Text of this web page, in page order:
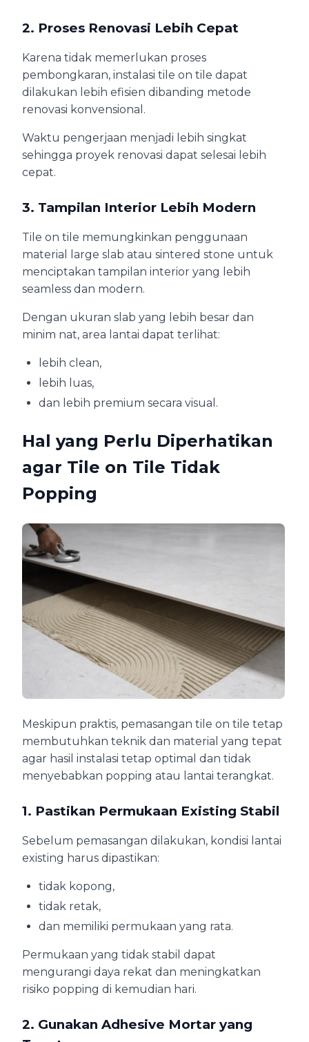
2. Proses Renovasi Lebih Cepat
Karena tidak memerlukan proses
pembongkaran, instalasi tile on tile dapat
dilakukan lebih efisien dibanding metode
renovasi konvensional.
Waktu pengerjaan menjadi lebih singkat
sehingga proyek renovasi dapat selesai lebih
cepat.
3. Tampilan Interior Lebih Modern
Tile on tile memungkinkan penggunaan
material large slab atau sintered stone untuk
menciptakan tampilan interior yang lebih
seamless dan modern.
Dengan ukuran slab yang lebih besar dan
minim nat, area lantai dapat terlihat:
lebih clean,
lebih luas,
dan lebih premium secara visual.
Hal yang Perlu Diperhatikan
agar Tile on Tile Tidak
Popping
Meskipun praktis, pemasangan tile on tile tetap
membutuhkan teknik dan material yang tepat
agar hasil instalasi tetap optimal dan tidak
menyebabkan popping atau lantai terangkat.
1. Pastikan Permukaan Existing Stabil
Sebelum pemasangan dilakukan, kondisi lantai
existing harus dipastikan:
tidak kopong,
tidak retak,
dan memiliki permukaan yang rata.
Permukaan yang tidak stabil dapat
mengurangi daya rekat dan meningkatkan
risiko popping di kemudian hari.
2. Gunakan Adhesive Mortar yang